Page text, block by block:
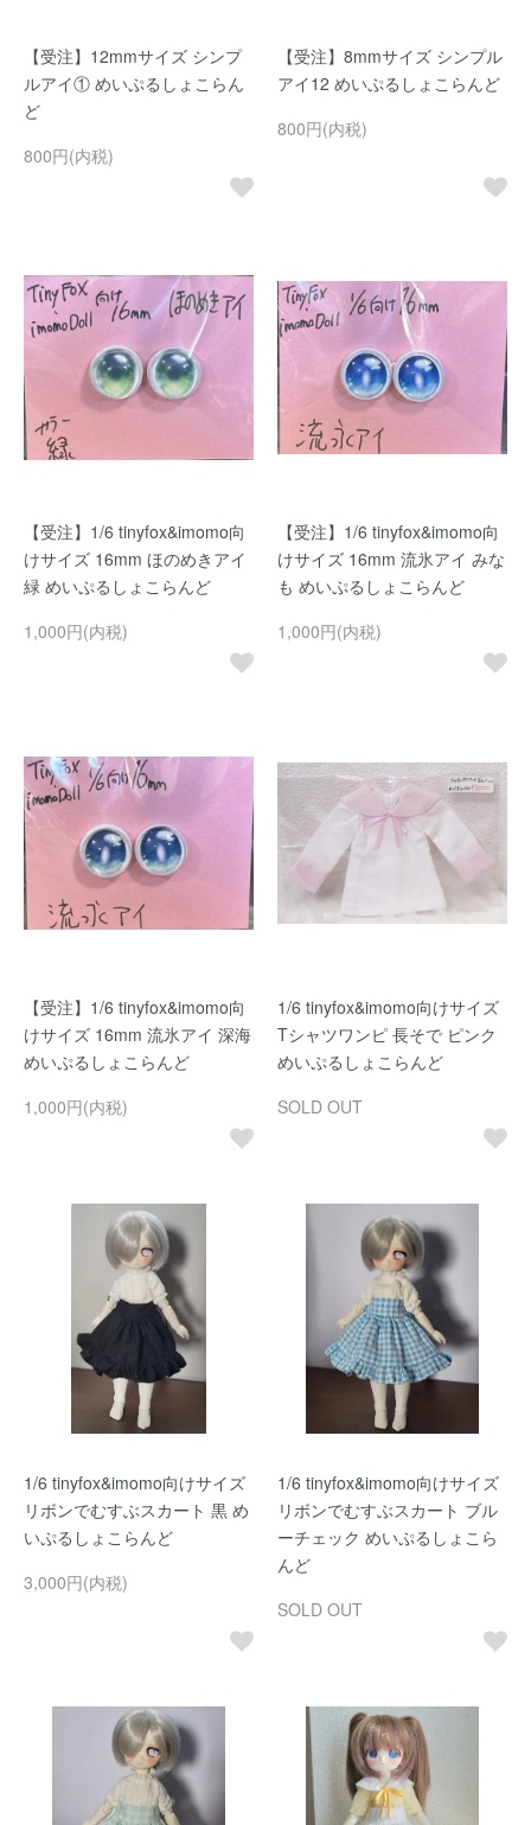
【受注】12mmサイズ シンプ
ルアイ① めいぷるしょこらん
ど
800円(内税)
【受注】8mmサイズ シンプル
アイ12 めいぷるしょこらんど
800円(内税)
【受注】1/6 tinyfox&imomo向
けサイズ 16mm ほのめきアイ
緑 めいぷるしょこらんど
1,000円(内税)
【受注】1/6 tinyfox&imomo向
けサイズ 16mm 流氷アイ みな
も めいぷるしょこらんど
1,000円(内税)
【受注】1/6 tinyfox&imomo向
けサイズ 16mm 流氷アイ 深海
めいぷるしょこらんど
1,000円(内税)
1/6 tinyfox&imomo向けサイズ
Tシャツワンピ 長そで ピンク
めいぷるしょこらんど
SOLD OUT
1/6 tinyfox&imomo向けサイズ
リボンでむすぶスカート 黒 め
いぷるしょこらんど
3,000円(内税)
1/6 tinyfox&imomo向けサイズ
リボンでむすぶスカート ブル
ーチェック めいぷるしょこら
んど
SOLD OUT